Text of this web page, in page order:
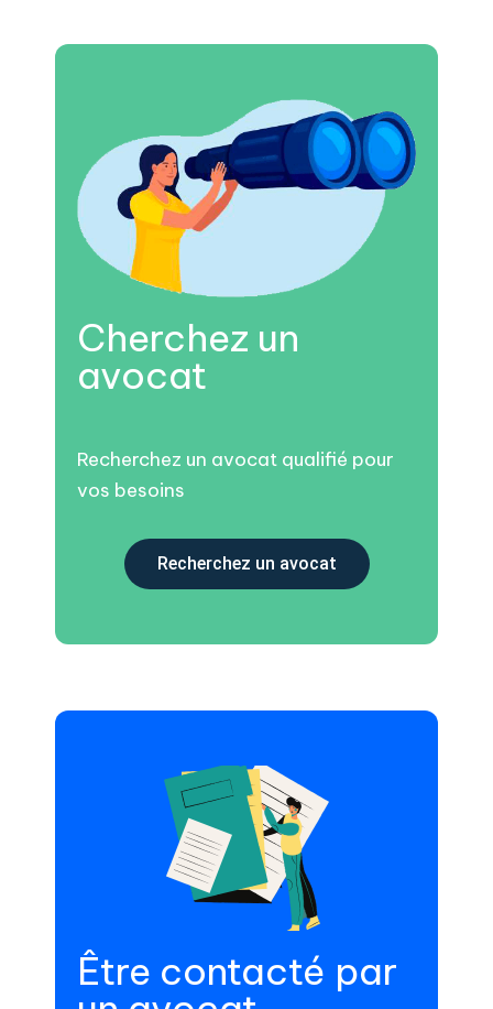
Cherchez un
avocat
Recherchez un avocat qualifié pour
vos besoins
Recherchez un avocat
Être contacté par